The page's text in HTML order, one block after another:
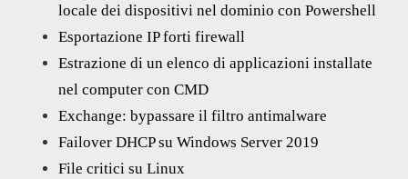
locale dei dispositivi nel dominio con Powershell
Esportazione IP forti firewall
Estrazione di un elenco di applicazioni installate
nel computer con CMD
Exchange: bypassare il filtro antimalware
Failover DHCP su Windows Server 2019
File critici su Linux